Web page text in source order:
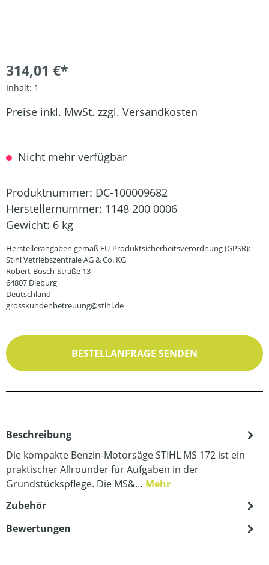
314,01 €*
Inhalt: 1
Preise inkl. MwSt. zzgl. Versandkosten
Nicht mehr verfügbar
Produktnummer: DC-100009682
Herstellernummer: 1148 200 0006
Gewicht: 6 kg
Herstellerangaben gemäß EU-Produktsicherheitsverordnung (GPSR):
Stihl Vetriebszentrale AG & Co. KG
Robert-Bosch-Straße 13
64807 Dieburg
Deutschland
grosskundenbetreuung@stihl.de
BESTELLANFRAGE SENDEN
Beschreibung
Die kompakte Benzin-Motorsäge STIHL MS 172 ist ein
praktischer Allrounder für Aufgaben in der
Grundstückspflege. Die MS&… Mehr
Zubehör
Bewertungen